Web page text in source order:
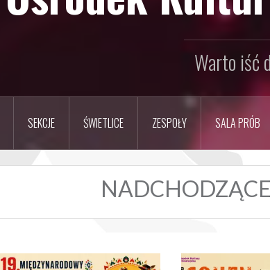
Warto iść
SEKCJE ŚWIETLICE ZESPOŁY SALA PRÓB